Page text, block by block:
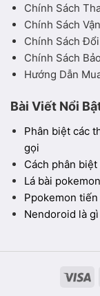
Chính Sách
Chính Sách
Chính Sách
Chính Sách
Hướng Dẫn
Bài Viết Nổi
Phân biệt các
gọi
Cách phân
Lá bài
Ppokemon
Nendoroid là gì